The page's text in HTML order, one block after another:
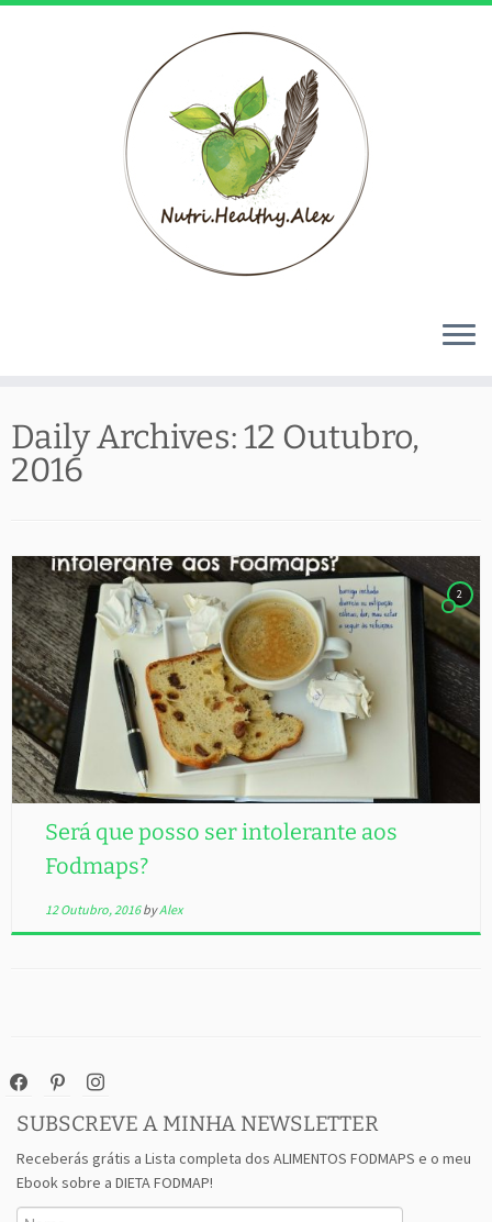
to
content
Daily Archives:12 Outubro,
2016
2
Será que posso ser intolerante aos
Fodmaps?
12 Outubro, 2016 byAlex
facebookpinterestinstagram
SUBSCREVE A MINHA NEWSLETTER
Receberás grátis a Lista completa dos ALIMENTOS FODMAPS e o meu
Ebook sobre a DIETA FODMAP!